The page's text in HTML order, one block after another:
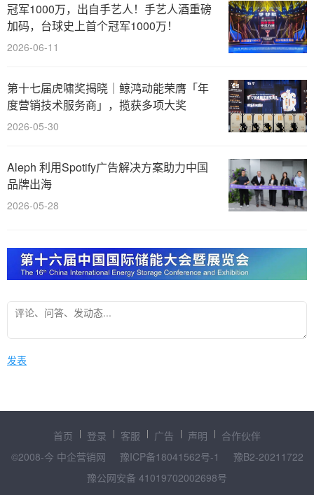
冠军1000万，出自手艺人！手艺人酒重磅
加码，台球史上首个冠军1000万！
2026-06-11
第十七届虎啸奖揭晓｜鲸鸿动能荣膺「年
度营销技术服务商」，揽获多项大奖
2026-05-30
Aleph 利用Spotify广告解决方案助力中国
品牌出海
2026-05-28
发表
首页 登录 客服 广告 声明
合作伙伴
©2008-今 中企营销网
豫ICP备18041562号-1
豫B2-20211722
豫公网安备 41019702002698号